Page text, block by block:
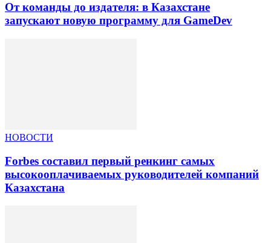
От команды до издателя: в Казахстане
запускают новую программу для GameDev
НОВОСТИ
Forbes составил первый ренкинг самых
высокооплачиваемых руководителей компаний
Казахстана